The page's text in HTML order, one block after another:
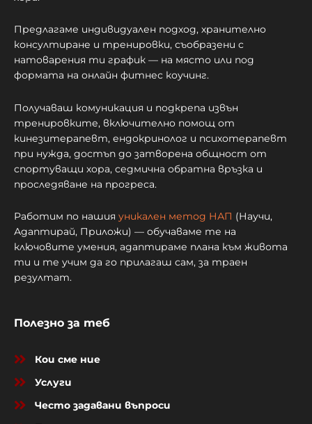
Предлагаме индивидуален подход, хранително
консултиране и тренировки, съобразени с
натоварения ти график — на място или под
формата на онлайн фитнес коучинг.
Получаваш комуникация и подкрепа извън
тренировките, включително помощ от
кинезитерапевт, ендокринолог и психотерапевт
при нужда, достъп до затворена общност от
спортуващи хора, седмична обратна връзка и
проследяване на прогреса.
Работим по нашия уникален метод НАП (Научи,
Адаптирай, Приложи) — обучаваме те на
ключовите умения, адаптираме плана към живота
ти и те учим да го прилагаш сам, за траен
резултат.
Полезно за теб
Кои сме ние
Услуги
Често задавани въпроси